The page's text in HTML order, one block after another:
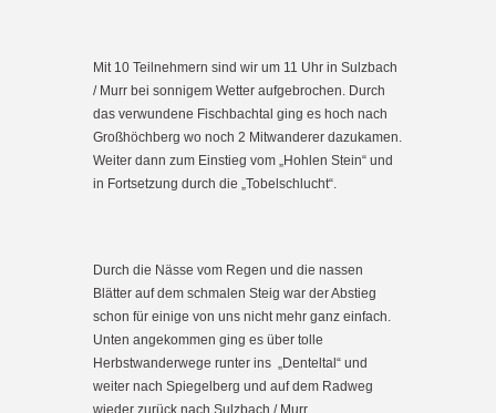
Mit 10 Teilnehmern sind wir um 11 Uhr in Sulzbach
/ Murr bei sonnigem Wetter aufgebrochen. Durch
das verwundene Fischbachtal ging es hoch nach
Großhöchberg wo noch 2 Mitwanderer dazukamen.
Weiter dann zum Einstieg vom „Hohlen Stein“ und
in Fortsetzung durch die „Tobelschlucht“.
Durch die Nässe vom Regen und die nassen
Blätter auf dem schmalen Steig war der Abstieg
schon für einige von uns nicht mehr ganz einfach.
Unten angekommen ging es über tolle
Herbstwanderwege runter ins „Denteltal“ und
weiter nach Spiegelberg und auf dem Radweg
wieder zurück nach Sulzbach / Murr.